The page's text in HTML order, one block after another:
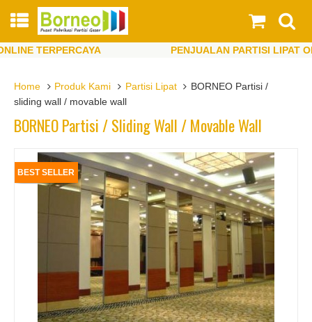
TERPERCAYA
PENJUALAN PARTISI LIPAT
Home
Produk Kami Partisi Lipat
BORNEO Partisi /
sliding wall / movable wall
BORNEO Partisi / Sliding Wall / Movable Wall
BEST SELLER